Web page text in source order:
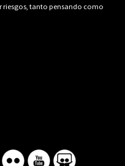
riesgos, tanto pensando como